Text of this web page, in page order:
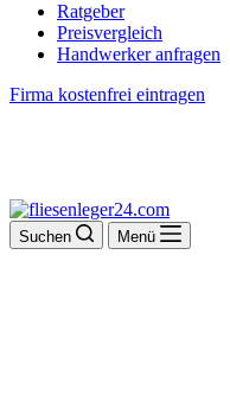
Ratgeber
Preisvergleich
Handwerker anfragen
Firma kostenfrei eintragen
Suchen Menü